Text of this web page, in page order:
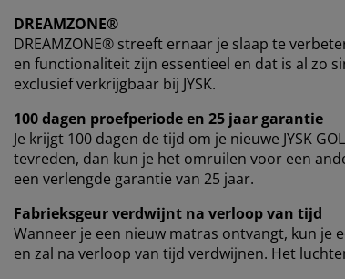
DREAMZONE®
DREAMZONE® streeft ernaar je slaap te
en functionaliteit zijn essentieel en dat is al zo
exclusief verkrijgbaar bij JYSK.
100 dagen proefperiode en 25 jaar garantie
Je krijgt 100 dagen de tijd om je nieuwe JYSK
tevreden, dan kun je het omruilen voor een
een verlengde garantie van 25 jaar.
Fabrieksgeur verdwijnt na verloop van tijd
Wanneer je een nieuw matras ontvangt, kun je
en zal na verloop van tijd verdwijnen. Het